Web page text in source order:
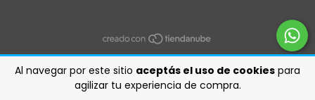
Al navegar por este sitio aceptás el uso de cookies para
agilizar tu experiencia de compra.